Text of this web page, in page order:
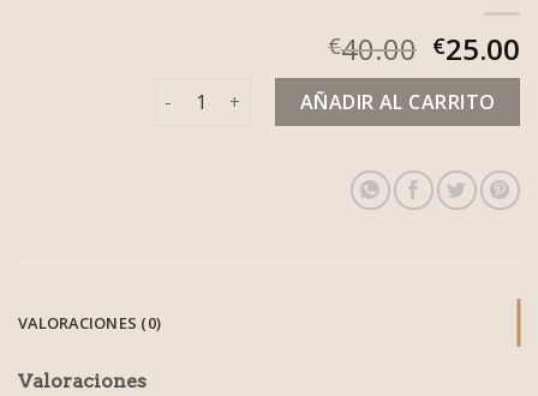
€40.00 €25.00
gafas de sol arnette cantidad
AÑADIR AL CARRITO
VALORACIONES (0)
Valoraciones